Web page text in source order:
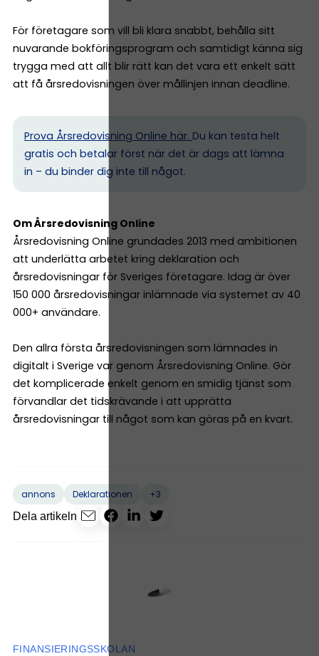
För företagare som vill bli klara snabbt, behålla sitt
nuvarande bokföringsprogram och samtidigt känna sig
trygga med att allt blir rätt kan det vara ett enkelt sätt
att få årsredovisningen över mållinjen innan deadline.
Prova Årsredovisning Online här. Du kan testa helt
gratis och betalar först när det är dags att lämna
in – du binder dig inte till något.
Om Årsredovisning Online
Årsredovisning Online grundades 2013 med ambitionen
att underlätta arbetet kring deklaration och
årsredovisningar för Sveriges företagare. Idag är över
150 000 årsredovisningar inlämnade via systemet av 40
000+ användare.
Den allra första årsredovisningen som lämnades in
digitalt i Sverige var genom Årsredovisning Online. Gör
det komplicerade enkelt genom en smidig tjänst som
förvandlar det tidskrävande i att upprätta
årsredovisningar till något som kan göras på en kvart.
annons Deklarationen
+3
Dela artikeln
FINANSIERINGSSKOLAN